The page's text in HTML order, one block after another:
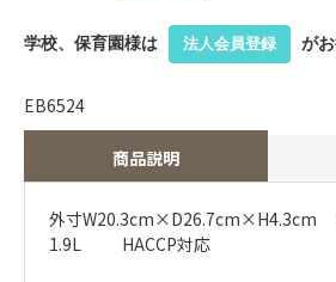
学校、保育園様は 法人会員登録 が
商品説明
外寸
1.9L HACCP対応
EB6524